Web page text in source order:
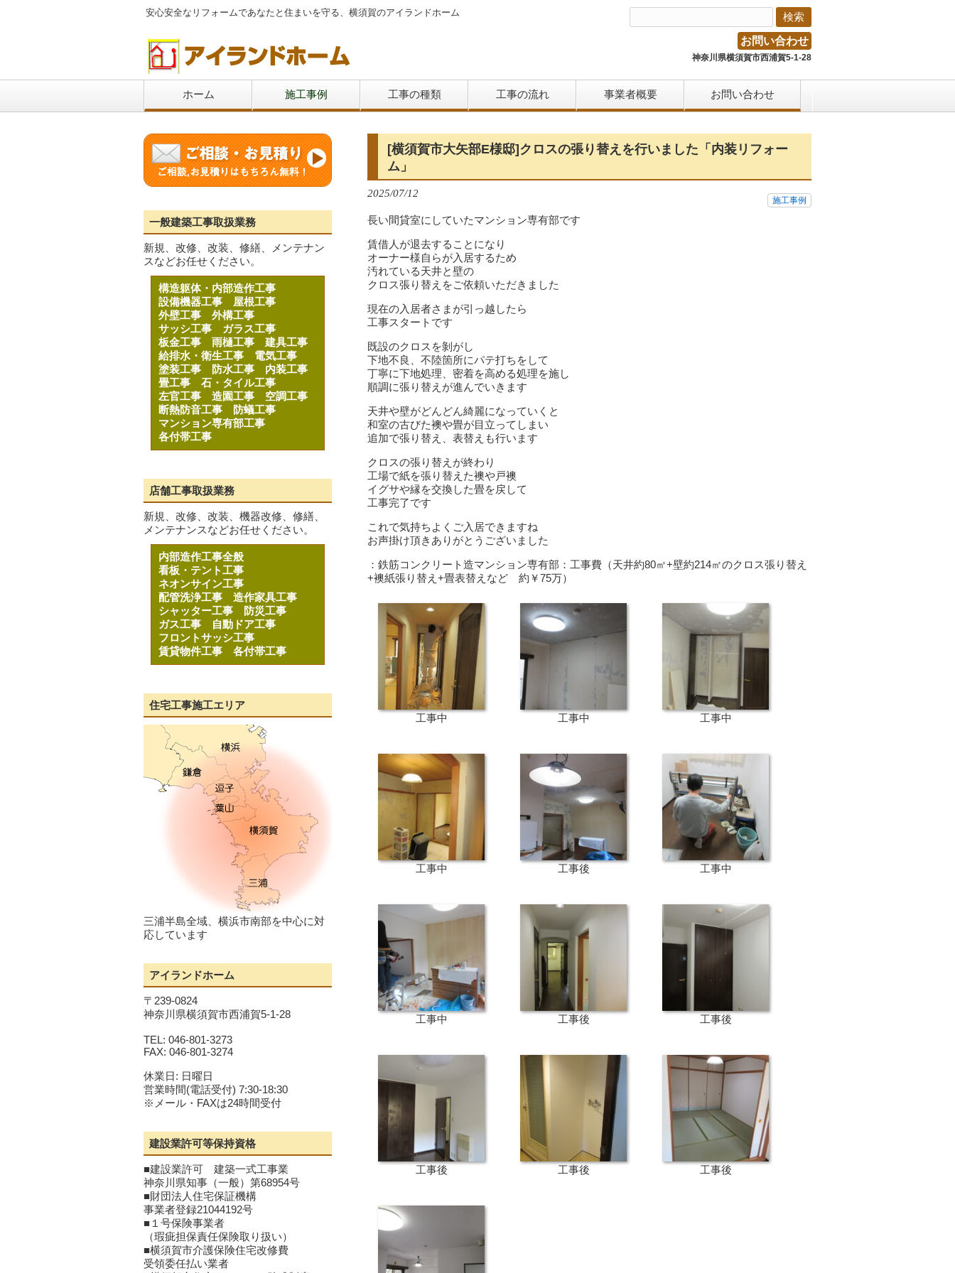
安心安全なリフォームであなたと住まいを守る、横須賀のアイランドホーム
お問い合わせ
神奈川県横須賀市西浦賀5-1-28
ホーム 施工事例 工事の種類 工事の流れ 事業者概要 お問い合わせ
[横須賀市大矢部E様邸]クロスの張り替えを行いました「内装リフォー
ム」
2025/07/12
施工事例
長い間貸室にしていたマンション専有部です
賃借人が退去することになり
オーナー様自らが入居するため
汚れている天井と壁の
クロス張り替えをご依頼いただきました
現在の入居者さまが引っ越したら
工事スタートです
既設のクロスを剝がし
下地不良、不陸箇所にパテ打ちをして
丁寧に下地処理、密着を高める処理を施し
順調に張り替えが進んでいきます
天井や壁がどんどん綺麗になっていくと
和室の古びた襖や畳が目立ってしまい
追加で張り替え、表替えも行います
クロスの張り替えが終わり
工場で紙を張り替えた襖や戸襖
イグサや縁を交換した畳を戻して
工事完了です
これで気持ちよくご入居できますね
お声掛け頂きありがとうございました
：鉄筋コンクリート造マンション専有部：工事費（天井約80㎡+壁約214㎡のクロス張り替え
+襖紙張り替え+畳表替えなど 約￥75万）
工事中 工事中 工事中
工事中 工事後 工事中
工事中 工事後 工事後
工事後 工事後 工事後
一般建築工事取扱業務
新規、改修、改装、修繕、メンテナン
スなどお任せください。
構造躯体・内部造作工事
設備機器工事 屋根工事
外壁工事 外構工事
サッシ工事 ガラス工事
板金工事 雨樋工事 建具工事
給排水・衛生工事 電気工事
塗装工事
防水工事 内装工事
畳工事 石・タイル工事
左官工事 造園工事 空調工事
断熱防音工事
防蟻工事
マンション専有部工事
各付帯工事
店舗工事取扱業務
新規、改修、改装、機器改修、修繕、
メンテナンスなどお任せください。
内部造作工事全般
看板・テント工事
ネオンサイン工事
配管洗浄工事 造作家具工事
シャッター工事
防災工事
ガス工事
自動ドア工事
フロントサッシ工事
賃貸物件工事 各付帯工事
住宅工事施工エリア
三浦半島全域、横浜市南部を中心に対
応しています
アイランドホーム
〒239-0824
神奈川県横須賀市西浦賀5-1-28
TEL: 046-801-3273
FAX: 046-801-3274
休業日: 日曜日
営業時間(電話受付) 7:30-18:30
※メール・FAXは24時間受付
建設業許可等保持資格
■建設業許可 建築一式工事業
神奈川県知事（一般）第68954号
■財団法人住宅保証機構
事業者登録21044192号
■１号保険事業者
（瑕疵担保責任保険取り扱い）
■横須賀市介護保険住宅改修費
受領委任払い業者